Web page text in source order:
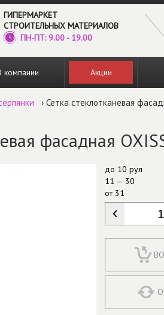
ГИПЕРМАРКЕТ
СТРОИТЕЛЬНЫХ МАТЕРИАЛОВ
ПН-ПТ: 9.00 - 19.00
Акции
› Сетка стеклотканевая
фасадная
до 10 рул
11 — 30
от31